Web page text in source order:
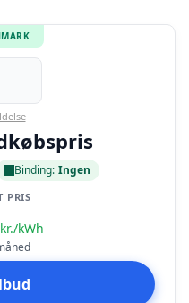
Binding: Ingen
PRIS
kr./kWh